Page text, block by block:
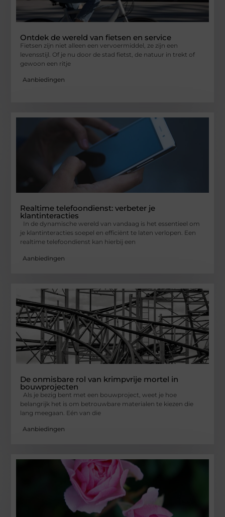
Ontdek de wereld van fietsen en service
Fietsen zijn niet alleen een vervoermiddel, ze zijn een
levensstijl. Of je nu door de stad fietst, de natuur in trekt of
gewoon een ritje
Aanbiedingen
Realtime telefoondienst: verbeter je
klantinteracties
In de dynamische wereld van vandaag is het essentieel om
je klantinteracties soepel en efficiënt te laten verlopen. Een
realtime telefoondienst kan hierbij een
Aanbiedingen
De onmisbare rol van krimpvrije mortel in
bouwprojecten
Als je bezig bent met een bouwproject, weet je hoe
belangrijk het is om betrouwbare materialen te kiezen die
lang meegaan. Eén van die
Aanbiedingen